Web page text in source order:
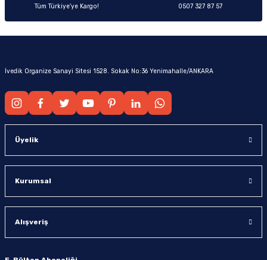
Tüm Türkiye’ye Kargo! 0507 327 87 57
İvedik Organize Sanayi Sitesi 1528. Sokak No:36 Yenimahalle/ANKARA
Üyelik
Kurumsal
Alışveriş